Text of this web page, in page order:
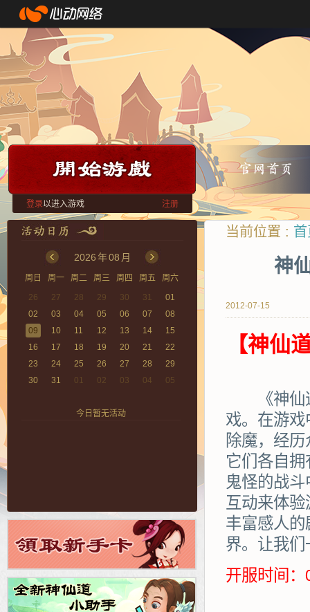
登录以进入游戏 注册
2026年08 月
周日 周一 周二 周三 周四 周五
周六
26
27 28 29 30 31
01
02
03 04 05 06 07
08
09
10 11 12 13 14
15
16
17 18 19 20 21
22
23
24 25 26 27 28
29
30
31 01 02 03 04 05
今日暂无活动
当前位置 :
神
2012-07-15
【神仙
《神仙道
戏。在游
除魔，经
它们各自
鬼怪的战
互动来体
丰富感人
界。让我们
开服时间